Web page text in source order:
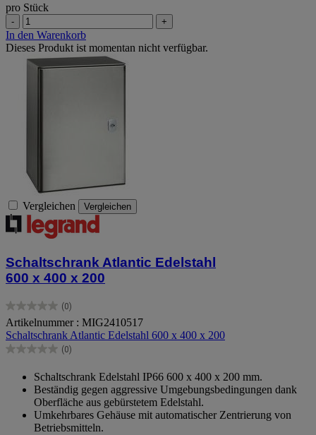
pro Stück
- +
In den Warenkorb
Dieses Produkt ist momentan nicht verfügbar.
Vergleichen Vergleichen
Schaltschrank Atlantic Edelstahl
600 x 400 x 200
(0)
0.0
von
5
Sternen.
Artikelnummer : MIG2410517
Schaltschrank Atlantic Edelstahl 600 x 400 x 200
(0)
0.0
Sternen.
Schaltschrank Edelstahl IP66 600 x 400 x 200 mm.
Beständig gegen aggressive Umgebungsbedingungen dank
Oberfläche aus gebürstetem Edelstahl.
Umkehrbares Gehäuse mit automatischer Zentrierung von
Betriebsmitteln.